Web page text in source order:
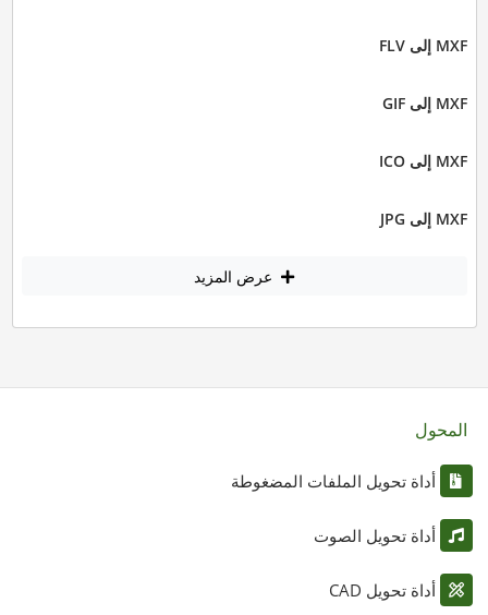
MXF إلى FLV
MXF إلى GIF
MXF إلى ICO
MXF إلى JPG
عرض المزيد
المحول
أداة تحويل الملفات المضغوطة
أداة تحويل الصوت
أداة تحويل CAD